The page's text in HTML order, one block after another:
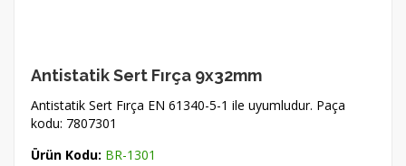
Antistatik Sert Fırça 9x32mm
Antistatik Sert Fırça EN 61340-5-1 ile uyumludur. Paça
kodu: 7807301
Ürün Kodu: BR-1301